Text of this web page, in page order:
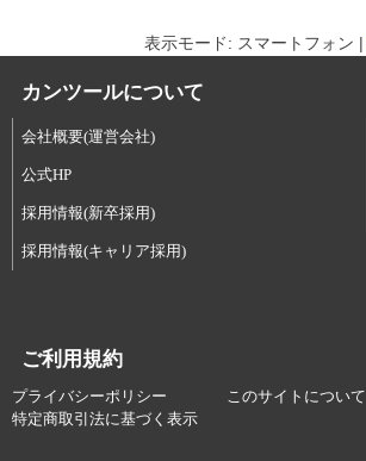
表示モード: スマートフォン |
カンツールについて
会社概要(運営会社)
公式HP
採用情報(新卒採用)
採用情報(キャリア採用)
ご利用規約
プライバシーポリシー
このサイトについて
特定商取引法に基づく表示